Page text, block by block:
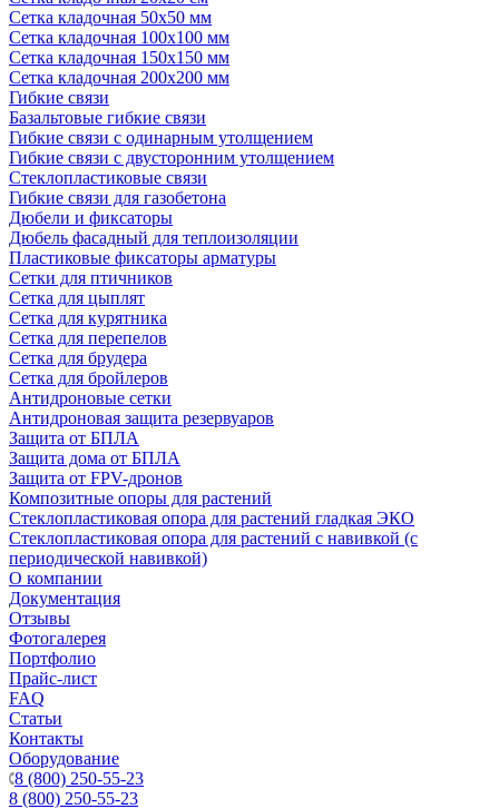
Сетка кладочная 50x50 мм
Сетка кладочная 100x100 мм
Сетка кладочная 150x150 мм
Сетка кладочная 200x200 мм
Гибкие связи
Базальтовые гибкие связи
Гибкие связи с одинарным утолщением
Гибкие связи с двусторонним утолщением
Стеклопластиковые связи
Гибкие связи для газобетона
Дюбели и фиксаторы
Дюбель фасадный для теплоизоляции
Пластиковые фиксаторы арматуры
Сетки для птичников
Сетка для цыплят
Сетка для курятника
Сетка для перепелов
Сетка для брудера
Сетка для бройлеров
Антидроновые сетки
Антидроновая защита резервуаров
Защита от БПЛА
Защита дома от БПЛА
Защита от FPV-дронов
Композитные опоры для растений
Стеклопластиковая опора для растений гладкая ЭКО
Стеклопластиковая опора для растений с навивкой (с
периодической навивкой)
О компании
Документация
Отзывы
Фотогалерея
Портфолио
Прайс-лист
FAQ
Статьи
Контакты
Оборудование
8 (800) 250-55-23
8 (800) 250-55-23